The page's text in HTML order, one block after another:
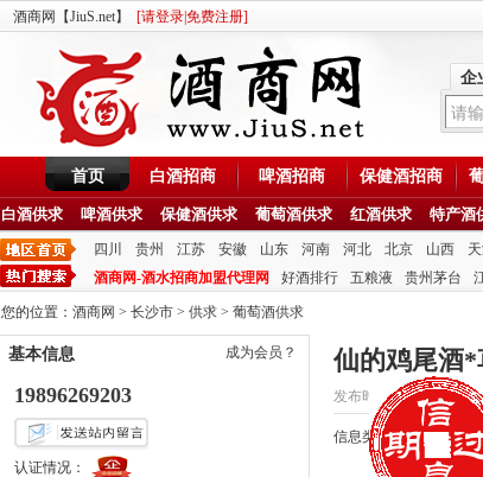
酒商网【JiuS.net】 [请登录免费注册]
企
首页 白酒招商 啤酒招商 保健酒招商
白酒供求 啤酒供求 保健酒供求 葡萄酒供求 红酒供求 特产酒
四川 贵州 江苏 安徽 山东 河南 河北 北京 山西
酒商网-酒水招商加盟代理网
好酒排行 五粮液 贵州茅台
您的位置： 酒商网 > 长沙市 > 供求 > 葡萄酒供求
成为会员？
基本信息
19896269203
认证情况：
仙的鸡尾酒*
发布时间：2020/9/9
信息类型：供应